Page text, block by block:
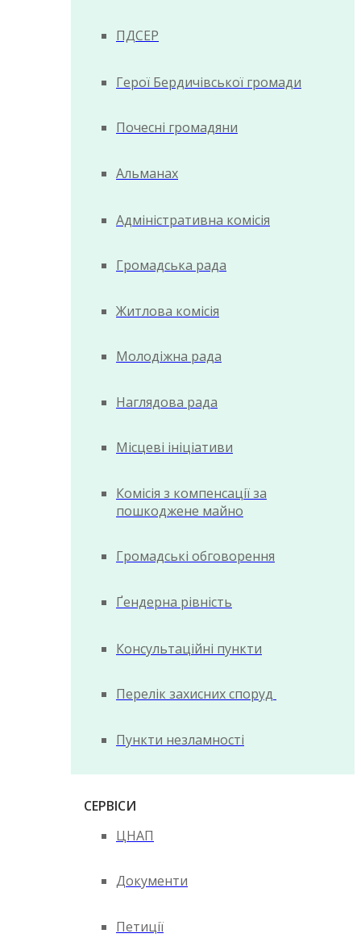
ПДСЕР
Герої Бердичівської громади
Почесні громадяни
Альманах
Адміністративна комісія
Громадська рада
Житлова комісія
Молодіжна рада
Наглядова рада
Місцеві ініціативи
Комісія з компенсації за
пошкоджене майно
Громадські обговорення
Ґендерна рівність
Консультаційні пункти
Перелік захисних споруд
Пункти незламності
СЕРВІСИ
ЦНАП
Документи
Петиції